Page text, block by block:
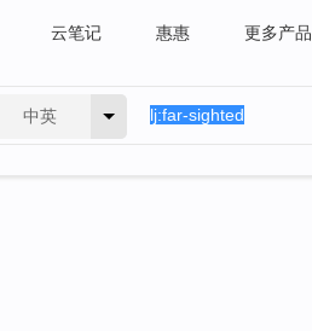
云笔记 惠惠 更多产品
中英